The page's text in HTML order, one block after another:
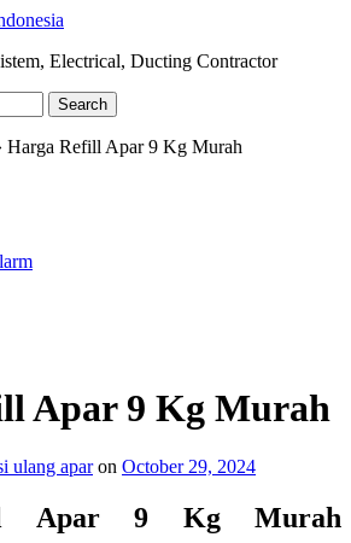
Electrical, Ducting Contractor
Search
Harga Refill Apar 9 Kg Murah
Apar 9 Kg Murah
ulang aparon October 29, 2024
Apar 9 Kg Murah